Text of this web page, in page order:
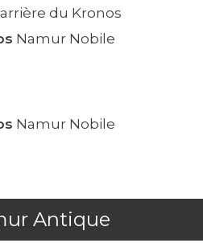
Namur Nobile
Namur Nobile
Antique